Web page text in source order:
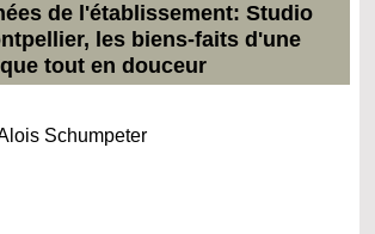
de l'établissement: Studio
les biens-faits d'une
tout en douceur
Schumpeter